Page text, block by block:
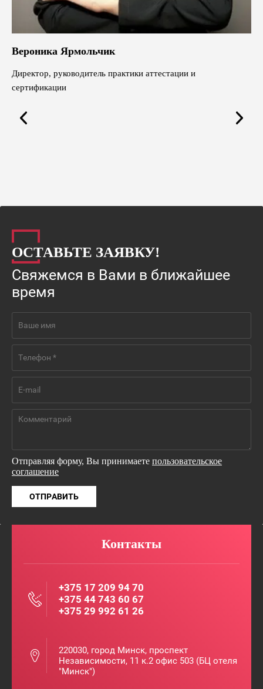
Вероника Ярмольчик
Директор, руководитель практики аттестации и
сертификации
ОСТАВЬТЕ ЗАЯВКУ!
Свяжемся в Вами в ближайшее
время
Отправляя форму, Вы принимаете пользовательское
соглашение
ОТПРАВИТЬ
Контакты
+375 17 209 94 70
+375 44 743 60 67
+375 29 992 61 26
220030, город Минск, проспект
Независимости, 11 к.2 офис 503 (БЦ отеля
"Минск")